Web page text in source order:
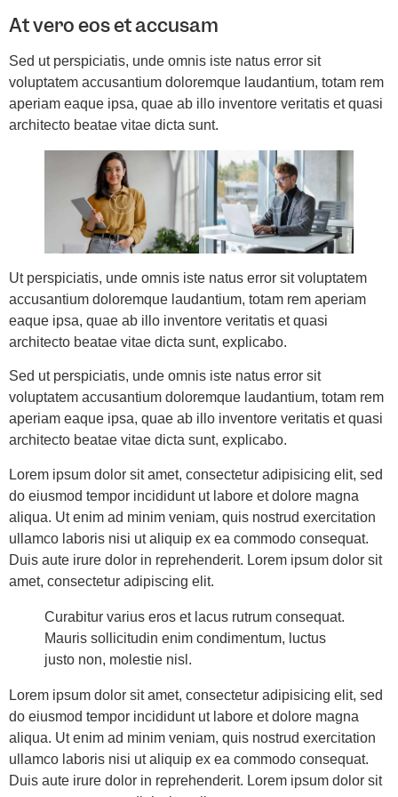
At vero eos et accusam
Sed ut perspiciatis, unde omnis iste natus error sit
voluptatem accusantium doloremque laudantium, totam rem
aperiam eaque ipsa, quae ab illo inventore veritatis et quasi
architecto beatae vitae dicta sunt.
Ut perspiciatis, unde omnis iste natus error sit voluptatem
accusantium doloremque laudantium, totam rem aperiam
eaque ipsa, quae ab illo inventore veritatis et quasi
architecto beatae vitae dicta sunt, explicabo.
Sed ut perspiciatis, unde omnis iste natus error sit
voluptatem accusantium doloremque laudantium, totam rem
aperiam eaque ipsa, quae ab illo inventore veritatis et quasi
architecto beatae vitae dicta sunt, explicabo.
Lorem ipsum dolor sit amet, consectetur adipisicing elit, sed
do eiusmod tempor incididunt ut labore et dolore magna
aliqua. Ut enim ad minim veniam, quis nostrud exercitation
ullamco laboris nisi ut aliquip ex ea commodo consequat.
Duis aute irure dolor in reprehenderit. Lorem ipsum dolor sit
amet, consectetur adipiscing elit.
Curabitur varius eros et lacus rutrum consequat.
Mauris sollicitudin enim condimentum, luctus
justo non, molestie nisl.
Lorem ipsum dolor sit amet, consectetur adipisicing elit, sed
do eiusmod tempor incididunt ut labore et dolore magna
aliqua. Ut enim ad minim veniam, quis nostrud exercitation
ullamco laboris nisi ut aliquip ex ea commodo consequat.
Duis aute irure dolor in reprehenderit. Lorem ipsum dolor sit